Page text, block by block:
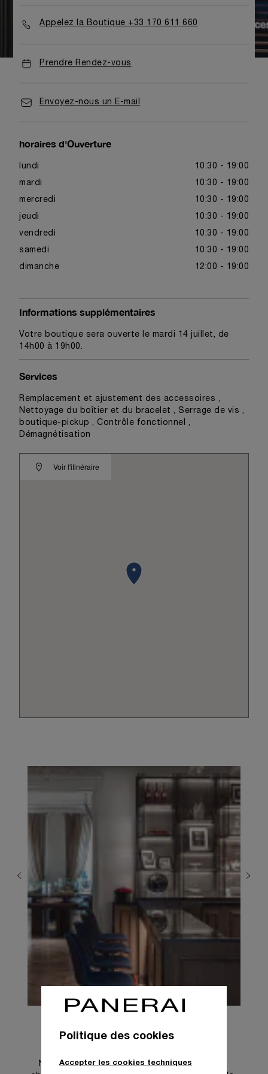
Appelez la Boutique +33 170 611 660
Prendre Rendez-vous
Envoyez-nous un E-mail
horaires d'Ouverture
lundi 10:30 - 19:00
mardi 10:30 - 19:00
mercredi 10:30 - 19:00
jeudi 10:30 - 19:00
vendredi 10:30 - 19:00
samedi 10:30 - 19:00
dimanche 12:00 - 19:00
Informations supplémentaires
Votre boutique sera ouverte le mardi 14 juillet, de
14h00 à 19h00.
Voir l'itinéraire
Services
Remplacement et ajustement des accessoires ,
Nettoyage du boîtier et du bracelet , Serrage de vis ,
boutique-pickup , Contrôle fonctionnel ,
Démagnétisation
Nous souhaitons que chacun s’y sente comme
Politique des cookies
Accepter les cookies techniques